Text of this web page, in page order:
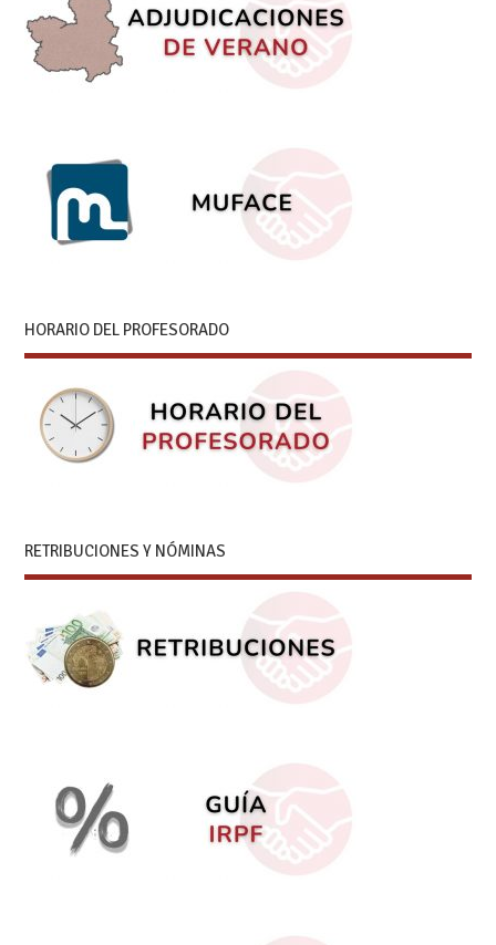
HORARIO DEL PROFESORADO
RETRIBUCIONES Y NÓMINAS